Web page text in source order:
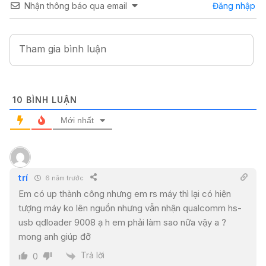
Nhận thông báo qua email Đăng nhập
10 BÌNH LUẬN
Mới nhất
trí 6 năm trước
Em có up thành công nhưng em rs máy thì lại có hiện
tượng máy ko lên nguồn nhưng vẫn nhận qualcomm hs-
usb qdloader 9008 ạ h em phải làm sao nữa vậy a ?
mong anh giúp đỡ
0 Trả lời